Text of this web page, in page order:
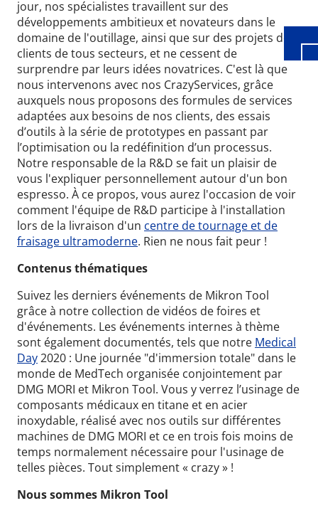
jour, nos spécialistes travaillent sur des
développements ambitieux et novateurs dans le
domaine de l'outillage, ainsi que sur des projets de
clients de tous secteurs, et ne cessent de
surprendre par leurs idées novatrices. C'est là que
nous intervenons avec nos CrazyServices, grâce
auxquels nous proposons des formules de services
adaptées aux besoins de nos clients, des essais
d’outils à la série de prototypes en passant par
l’optimisation ou la redéfinition d’un processus.
Notre responsable de la R&D se fait un plaisir de
vous l'expliquer personnellement autour d'un bon
espresso. À ce propos, vous aurez l'occasion de voir
comment l'équipe de R&D participe à l'installation
lors de la livraison d'un centre de tournage et de
fraisage ultramoderne. Rien ne nous fait peur !
Contenus thématiques
Suivez les derniers événements de Mikron Tool
grâce à notre collection de vidéos de foires et
d'événements. Les événements internes à thème
sont également documentés, tels que notre Medical
Day2020 : Une journée "d'immersion totale" dans le
monde de MedTech organisée conjointement par
DMG MORI et Mikron Tool. Vous y verrez l’usinage de
composants médicaux en titane et en acier
inoxydable, réalisé avec nos outils sur différentes
machines de DMG MORI et ce en trois fois moins de
temps normalement nécessaire pour l'usinage de
telles pièces. Tout simplement « crazy » !
Nous sommes Mikron Tool